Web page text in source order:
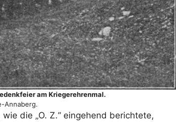
am Kriegerehrenmal.
Annaberg.
die „O. Z.“ eingehend berichtete,